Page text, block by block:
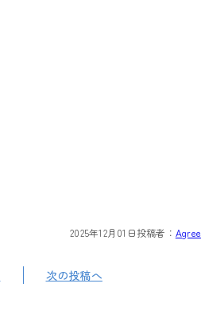
2025年12月01日投稿者： Agree
次の投稿へ